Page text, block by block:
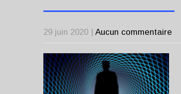
29 juin 2020 | Aucun commentaire